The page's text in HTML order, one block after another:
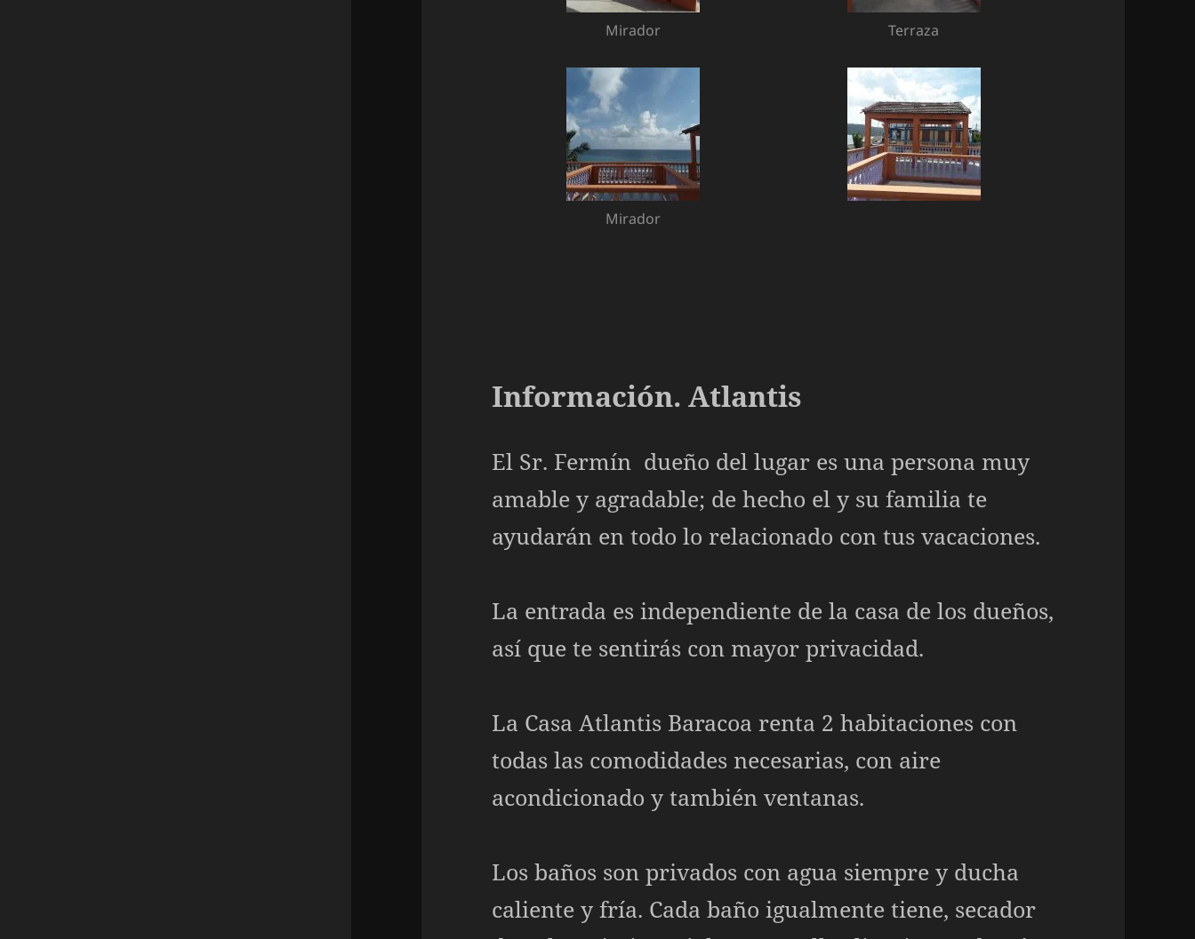
Mirador Terraza
Mirador
Información. Atlantis
El Sr. Fermín dueño del lugar es una persona muy
amable y agradable; de hecho el y su familia te
ayudarán en todo lo relacionado con tus vacaciones.
La entrada es independiente de la casa de los dueños,
así que te sentirás con mayor privacidad.
La Casa Atlantis Baracoa renta 2 habitaciones con
todas las comodidades necesarias, con aire
acondicionado y también ventanas.
Los baños son privados con agua siempre y ducha
caliente y fría. Cada baño igualmente tiene, secador